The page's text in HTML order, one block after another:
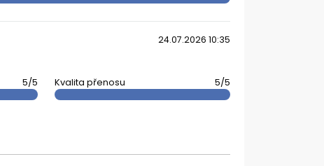
24.07.2026 10:35
5/5 Kvalita přenosu 5/5